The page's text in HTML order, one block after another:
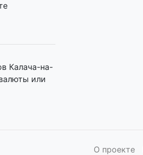
Калача-на-
или
О проекте